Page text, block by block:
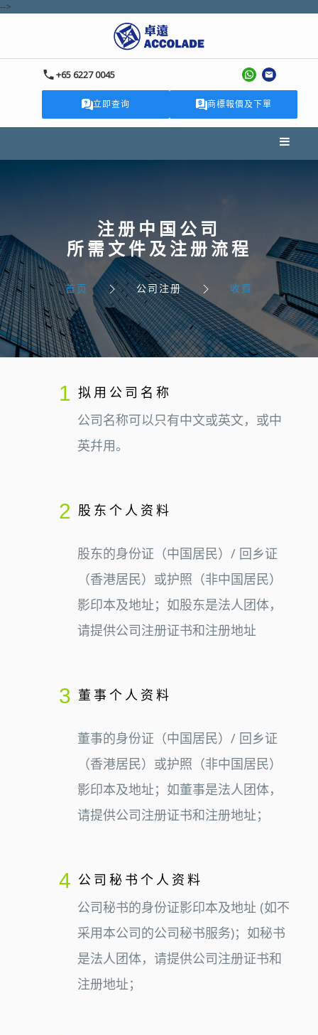
-->
+65 6227 0045
立即查询 商標報價及下單
注册中国公司
所需文件及注册流程
首页 公司注册 收費
1 拟用公司名称
公司名称可以只有中文或英文，或中
英幷用。
2 股东个人资料
股东的身份证（中国居民）/ 回乡证
（香港居民）或护照（非中国居民）
影印本及地址；如股东是法人团体，
请提供公司注册证书和注册地址
3 董事个人资料
董事的身份证（中国居民）/ 回乡证
（香港居民）或护照（非中国居民）
影印本及地址；如董事是法人团体，
请提供公司注册证书和注册地址；
4 公司秘书个人资料
公司秘书的身份证影印本及地址 (如不
采用本公司的公司秘书服务)；如秘书
是法人团体，请提供公司注册证书和
注册地址；